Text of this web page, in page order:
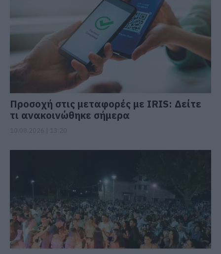
Προσοχή στις μεταφορές με IRIS: Δείτε
τι ανακοινώθηκε σήμερα